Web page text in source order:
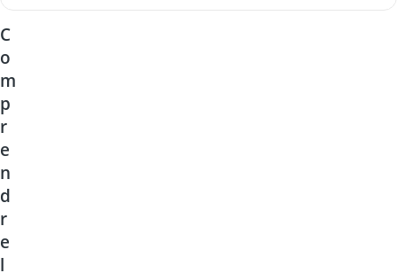
C
o
m
p
r
e
n
d
r
e
l